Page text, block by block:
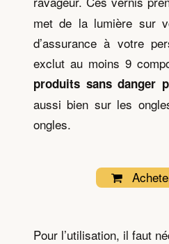
met de la lumière sur
d’assurance à votre
exclut au moins 9
produits sans danger
aussi bien sur les
ongles.
Pour l’utilisation, il faut